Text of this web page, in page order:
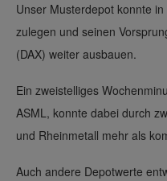
Unser Musterdepot konnte
zulegen und seinen
(DAX) weiter ausbauen.
Ein zweistelliges
ASML, konnte dabei durch
und Rheinmetall mehr als
Auch andere Depotwerte